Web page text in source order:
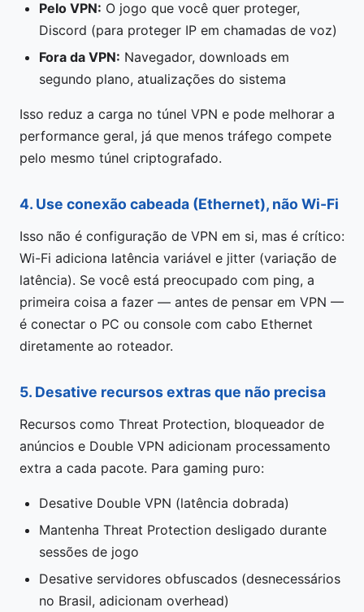
Pelo VPN: O jogo que você quer proteger,
Discord (para proteger IP em chamadas de voz)
Fora da VPN: Navegador, downloads em
segundo plano, atualizações do sistema
Isso reduz a carga no túnel VPN e pode melhorar a
performance geral, já que menos tráfego compete
pelo mesmo túnel criptografado.
4. Use conexão cabeada (Ethernet), não Wi-Fi
Isso não é configuração de VPN em si, mas é crítico:
Wi-Fi adiciona latência variável e jitter (variação de
latência). Se você está preocupado com ping, a
primeira coisa a fazer — antes de pensar em VPN —
é conectar o PC ou console com cabo Ethernet
diretamente ao roteador.
5. Desative recursos extras que não precisa
Recursos como Threat Protection, bloqueador de
anúncios e Double VPN adicionam processamento
extra a cada pacote. Para gaming puro:
Desative Double VPN (latência dobrada)
Mantenha Threat Protection desligado durante
sessões de jogo
Desative servidores obfuscados (desnecessários
no Brasil, adicionam overhead)